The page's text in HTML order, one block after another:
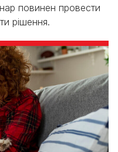
повинен провести
рішення.